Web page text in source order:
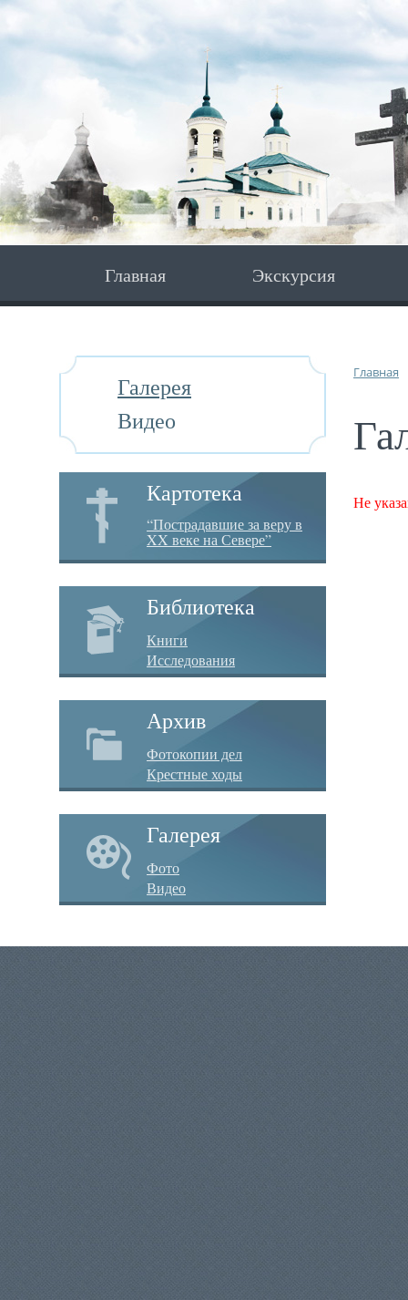
Главная Экскурсия
Галерея
Видео
Картотека
“Пострадавшие за веру в
XX веке на Севере”
Библиотека
Книги
Исследования
Архив
Фотокопии дел
Крестные ходы
Галерея
Фото
Видео
Главная
Не